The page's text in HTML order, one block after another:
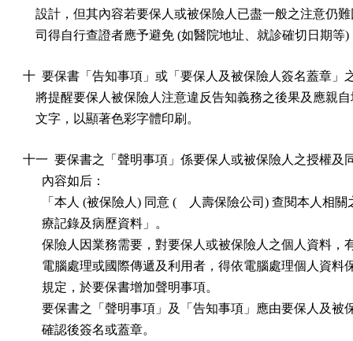
設計，但其內容若要保人或被保險人已盡一般之注意仍
司得自行查證者應予避免 (如醫院地址、就診確切日期等)
十  要保書「告知事項」或「要保人及被保險人簽名蓋章」
將提醒要保人被保險人注意違反告知義務之後果及應親
    文字，以顯著色彩字體印刷。
十一  要保書之「聲明事項」係要保人或被保險人之授權及
      內容如后：
「本人 (被保險人) 同意 (    人壽保險公司) 查閱本人相
      療記錄及病歷資料」。
保險人因業務需要，對要保人或被保險人之個人資料，
電腦處理或國際傳遞及利用者，得依電腦處理個人資料
      規定，於要保書增加聲明事項。
要保書之「聲明事項」及「告知事項」應由要保人及被
      確認後簽名或蓋章。